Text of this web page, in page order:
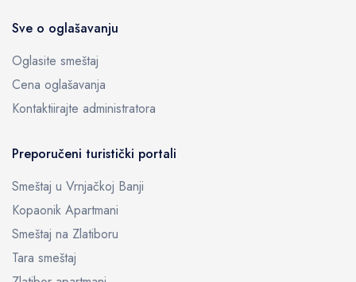
Sve o oglašavanju
Oglasite smeštaj
Cena oglašavanja
Kontaktiirajte administratora
Preporučeni turistički portali
Smeštaj u Vrnjačkoj Banji
Kopaonik Apartmani
Smeštaj na Zlatiboru
Tara smeštaj